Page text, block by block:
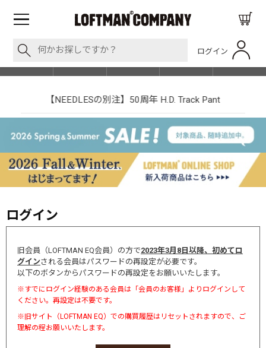
ログイン
SHOP LIST
【NEEDLESの別注】50周年 H.D. Track Pant
ログイン
旧会員（LOFTMAN EQ会員）の方で2023年3月8日以降、初めてロ
グインされる会員はパスワードの再設定が必要です。
以下のボタンからパスワードの再設定をお願いいたします。
※すでにログイン経験のある会員は「会員のお客様」よりログインして
ください。再設定は不要です。
※旧サイト（LOFTMAN EQ）での購買履歴はリセットされますので、ご
理解の程お願いいたします。